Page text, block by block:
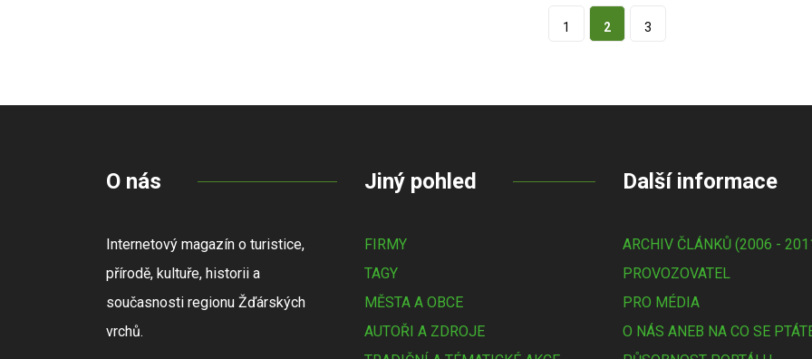
1 2 3
O nás
Internetový magazín o turistice,
přírodě, kultuře, historii a
současnosti regionu Žďárských
vrchů.
Jiný pohled
FIRMY
TAGY
MĚSTA A OBCE
AUTOŘI A ZDROJE
Další informace
ARCHIV ČLÁNKŮ (2006 -
PROVOZOVATEL
PRO MÉDIA
O NÁS ANEB NA CO SE